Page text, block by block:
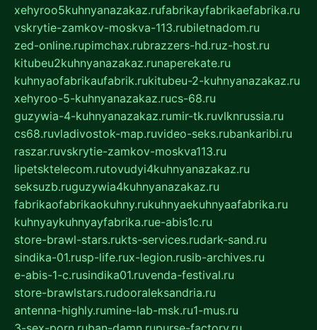
xehyroo5kuhnyanazakaz.rufabrikayfabrikaefabrika.ru
vskrytie-zamkov-moskva-113.rubiletnadom.ru
zed-online.rupimchax.rubrazzers-hd.ruz-host.ru
kitubeu2kuhnyanazakaz.runaperekate.ru
kuhnyaofabrikaufabrik.rukitubeu-2-kuhnyanazakaz.ru
xehyroo-5-kuhnyanazakaz.rucs-68.ru
guzywia-4-kuhnyanazakaz.rumir-tk.ruvlknrussia.ru
cs68.ruvladivostok-map.ruvideo-seks.rubankaribi.ru
raszar.ruvskrytie-zamkov-moskva113.ru
lipetsktelecom.rutovudyi4kuhnyanazakaz.ru
seksuzb.ruguzywia4kuhnyanazakaz.ru
fabrikaofabrikaokuhny.rukuhnyaekuhnyaafabrika.ru
kuhnyaykuhnyayfabrika.rue-abis1c.ru
store-brawl-stars.rukts-services.rudark-sand.ru
sindika-01.rusp-life.rux-legion.rusib-archives.ru
e-abis-1-c.rusindika01.ruvenda-festival.ru
store-brawlstars.rudooraleksandria.ru
antenna-highly.rumine-lab-msk.ru1-mus.ru